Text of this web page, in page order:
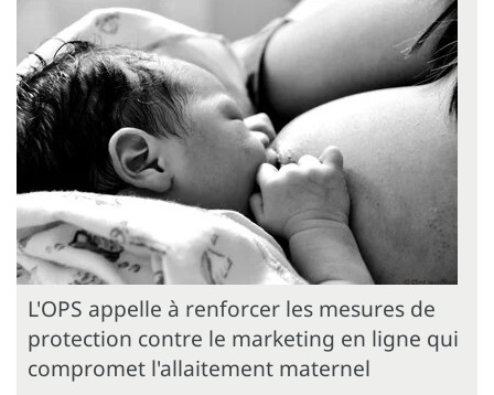
L'OPS appelle à renforcer les mesures de
protection contre le marketing en ligne qui
compromet l'allaitement maternel